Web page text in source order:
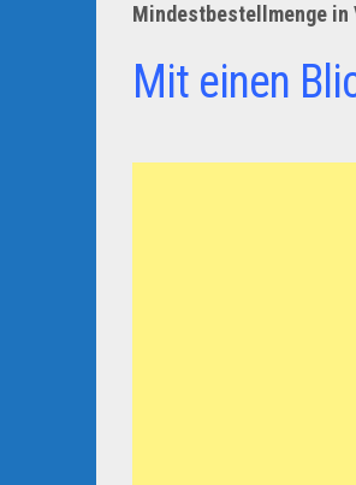
Mindestbestellmenge in
Mit einen